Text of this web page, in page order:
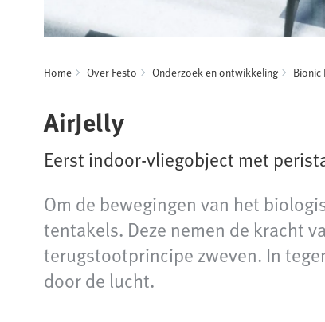
Home Over Festo Onderzoek en ontwikkeling
AirJelly
Eerst indoor-vliegobject met
Om de bewegingen van het
tentakels. Deze nemen de kracht
terugstootprincipe zweven. In
door de lucht.